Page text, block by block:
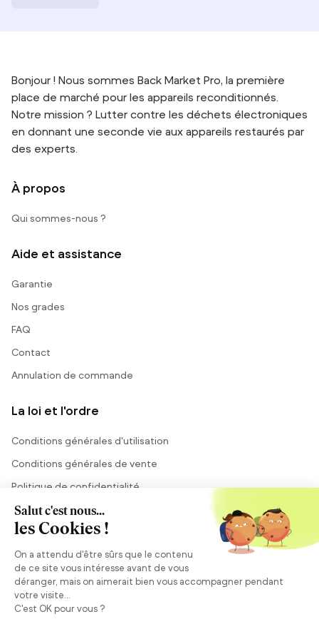
Bonjour ! Nous sommes Back Market Pro, la première
place de marché pour les appareils reconditionnés.
Notre mission ? Lutter contre les déchets électroniques
en donnant une seconde vie aux appareils restaurés par
des experts.
À propos
Qui sommes-nous ?
Aide et assistance
Garantie
Nos grades
FAQ
Contact
Annulation de commande
La loi et l'ordre
Conditions générales d'utilisation
Conditions générales de vente
Politique de confidentialité
Mentions légales
Besoin de conseils ?
Se connecter